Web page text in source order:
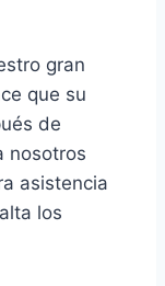
gran
que su
de
nosotros
asistencia
los